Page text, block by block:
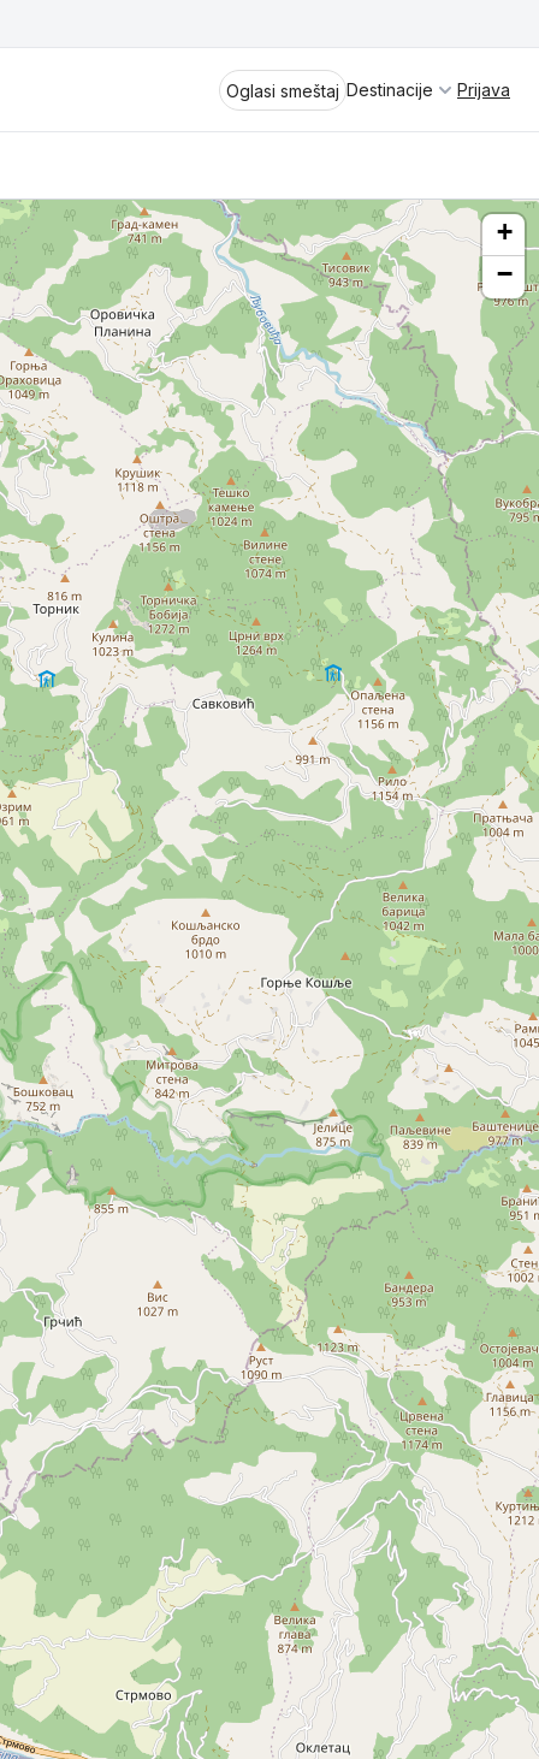
Oglasi smeštaj Destinacije
Divčibare
Vrnjačka Banja
Perućac
Kladovo
Aranđelovac
Šabac
Loznica
Sombor
Zaječar
Vrbas
Majdanpek
Ub
Donji Milanovac
Apatin
Palić
Spremite se za virtuelno putovanje
kroz jednu od najlepših zemalja
Evrope i sveta. Uživaćete u prikazima
planinskih masiva poput Tare i Šar-
planine, ali i u ravničarskim predelima
prostrane Vojvodine. Istraživanje
tradicije i kulturnog dobra Srbije
otkriće vam pravu narav srpskog
naroda, a slike lokalnih i tradicionalnih
specijaliteta osetićete i na svojim
nepcima.
Prijava
+
−